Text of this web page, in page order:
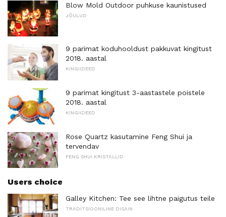
Blow Mold Outdoor puhkuse kaunistused
JÕULUD
9 parimat koduhooldust pakkuvat kingitust
2018. aastal
KINGIIDEED
9 parimat kingitust 3-aastastele poistele
2018. aastal
KINGIIDEED
Rose Quartz kasutamine Feng Shui ja
tervendav
FENG SHUI KRISTALLID
Users choice
Galley Kitchen: Tee see lihtne paigutus teile
TRADITSIOONILINE DISAIN